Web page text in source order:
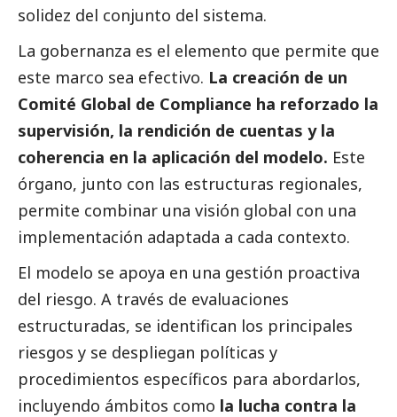
solidez del conjunto del sistema.
La gobernanza es el elemento que permite que
este marco sea efectivo. La creación de un
Comité Global de Compliance ha reforzado la
supervisión, la rendición de cuentas y la
coherencia en la aplicación del modelo. Este
órgano, junto con las estructuras regionales,
permite combinar una visión global con una
implementación adaptada a cada contexto.
El modelo se apoya en una gestión proactiva
del riesgo. A través de evaluaciones
estructuradas, se identifican los principales
riesgos y se despliegan políticas y
procedimientos específicos para abordarlos,
incluyendo ámbitos como la lucha contra la